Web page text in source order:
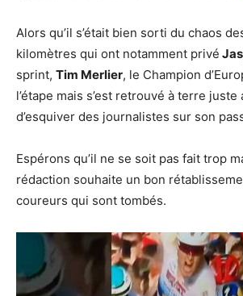
Alors qu’il s’était bien sorti du chaos
kilomètres qui ont notamment privé
sprint, Tim Merlier, le Champion
l’étape mais s’est retrouvé à terre
d’esquiver des journalistes sur son
Espérons qu’il ne se soit pas fait trop
rédaction souhaite un bon
coureurs qui sont tombés.